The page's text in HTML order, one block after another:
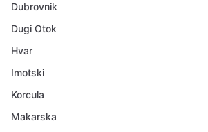
Dubrovnik
Dugi Otok
Hvar
Imotski
Korcula
Makarska